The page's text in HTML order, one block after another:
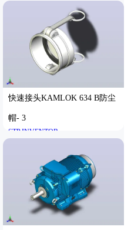
快速接头KAMLOK 634 B防尘
帽- 3
STP,INVENTOR